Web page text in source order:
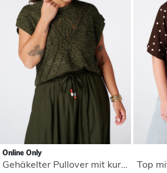
Online Only
Gehäkelter Pullover mit kurzen Ärmeln